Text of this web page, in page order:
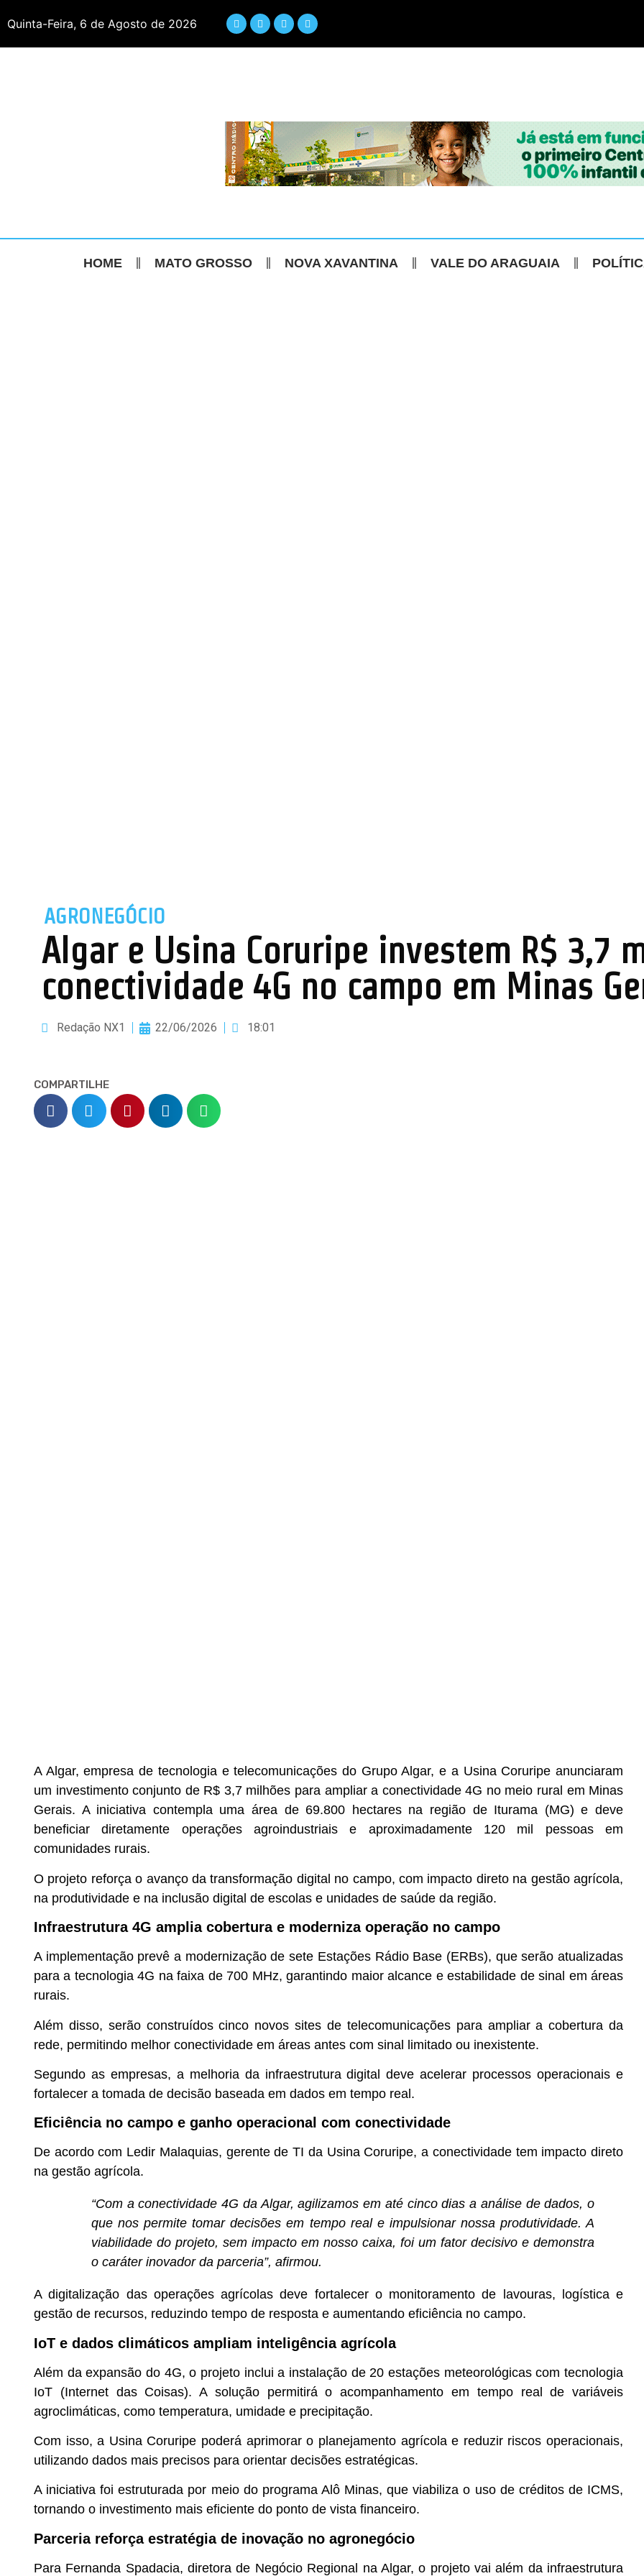
Quinta-Feira, 6 de Agosto de 2026
HOME MATO GROSSO NOVA XAVANTINA VALE DO ARAGUAIA
AGRONEGÓCIO
Algar e Usina Coruripe investem R$ 3,7
conectividade 4G no campo em Minas
Redação NX1 22/06/2026 18:01
COMPARTILHE
A Algar, empresa de tecnologia e telecomunicações do Grupo Algar, e a Usina Coruripe anunciaram
um investimento conjunto de R$ 3,7 milhões para ampliar a conectividade 4G no meio rural em Minas
Gerais. A iniciativa contempla uma área de 69.800 hectares na região de Iturama (MG) e deve
beneficiar diretamente operações agroindustriais e aproximadamente 120 mil pessoas em
comunidades rurais.
O projeto reforça o avanço da transformação digital no campo, com impacto direto na gestão agrícola,
na produtividade e na inclusão digital de escolas e unidades de saúde da região.
Infraestrutura 4G amplia cobertura e moderniza operação no campo
A implementação prevê a modernização de sete Estações Rádio Base (ERBs), que serão atualizadas
para a tecnologia 4G na faixa de 700 MHz, garantindo maior alcance e estabilidade de sinal em áreas
rurais.
Além disso, serão construídos cinco novos sites de telecomunicações para ampliar a cobertura da
rede, permitindo melhor conectividade em áreas antes com sinal limitado ou inexistente.
Segundo as empresas, a melhoria da infraestrutura digital deve acelerar processos operacionais e
fortalecer a tomada de decisão baseada em dados em tempo real.
Eficiência no campo e ganho operacional com conectividade
De acordo com Ledir Malaquias, gerente de TI da Usina Coruripe, a conectividade tem impacto direto
na gestão agrícola.
“Com a conectividade 4G da Algar, agilizamos em até cinco dias a análise de dados, o
que nos permite tomar decisões em tempo real e impulsionar nossa produtividade. A
viabilidade do projeto, sem impacto em nosso caixa, foi um fator decisivo e demonstra
o caráter inovador da parceria”, afirmou.
A digitalização das operações agrícolas deve fortalecer o monitoramento de lavouras, logística e
gestão de recursos, reduzindo tempo de resposta e aumentando eficiência no campo.
IoT e dados climáticos ampliam inteligência agrícola
Além da expansão do 4G, o projeto inclui a instalação de 20 estações meteorológicas com tecnologia
IoT (Internet das Coisas). A solução permitirá o acompanhamento em tempo real de variáveis
agroclimáticas, como temperatura, umidade e precipitação.
Com isso, a Usina Coruripe poderá aprimorar o planejamento agrícola e reduzir riscos operacionais,
utilizando dados mais precisos para orientar decisões estratégicas.
A iniciativa foi estruturada por meio do programa Alô Minas, que viabiliza o uso de créditos de ICMS,
tornando o investimento mais eficiente do ponto de vista financeiro.
Parceria reforça estratégia de inovação no agronegócio
Para Fernanda Spadacia, diretora de Negócio Regional na Algar, o projeto vai além da infraestrutura